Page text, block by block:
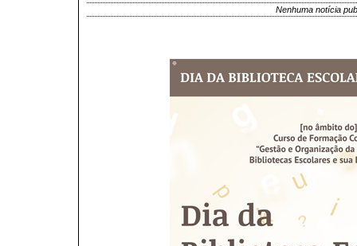
Nenhuma notícia